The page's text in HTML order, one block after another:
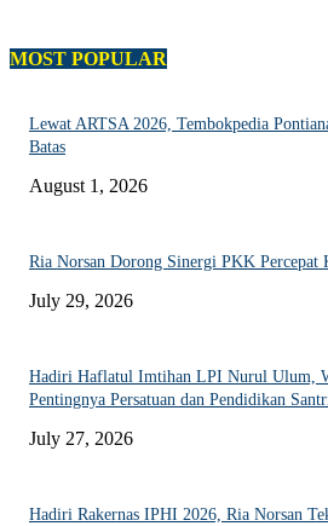
MOST POPULAR
Lewat ARTSA 2026, Tembokpedia
Batas
August 1, 2026
Ria Norsan Dorong Sinergi PKK Percepat
July 29, 2026
Hadiri Haflatul Imtihan LPI Nurul Ulum,
Pentingnya Persatuan dan Pendidikan
July 27, 2026
Hadiri Rakernas IPHI 2026, Ria Norsan